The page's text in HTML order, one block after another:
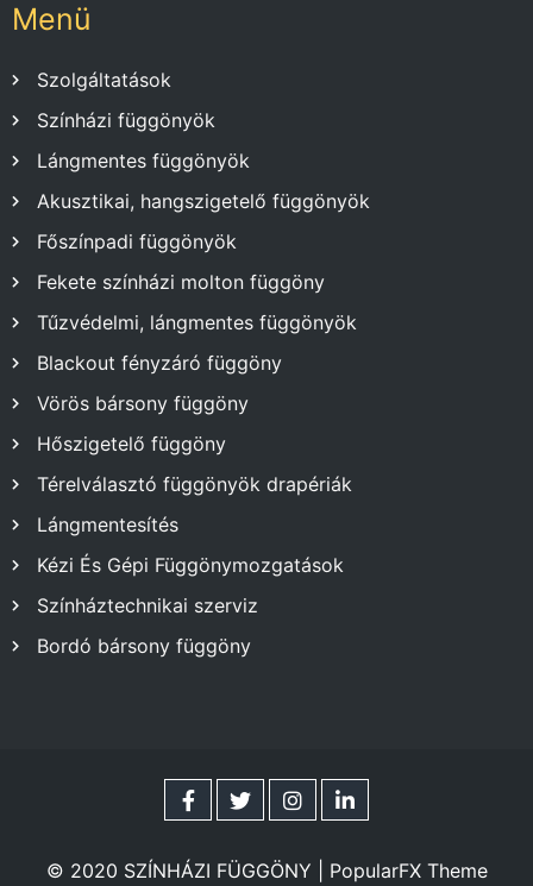
Menü
Szolgáltatások
Színházi függönyök
Lángmentes függönyök
Akusztikai, hangszigetelő függönyök
Főszínpadi függönyök
Fekete színházi molton függöny
Tűzvédelmi, lángmentes függönyök
Blackout fényzáró függöny
Vörös bársony függöny
Hőszigetelő függöny
Térelválasztó függönyök drapériák
Lángmentesítés
Kézi És Gépi Függönymozgatások
Színháztechnikai szerviz
Bordó bársony függöny
© 2020 SZÍNHÁZI FÜGGÖNY | PopularFX Theme